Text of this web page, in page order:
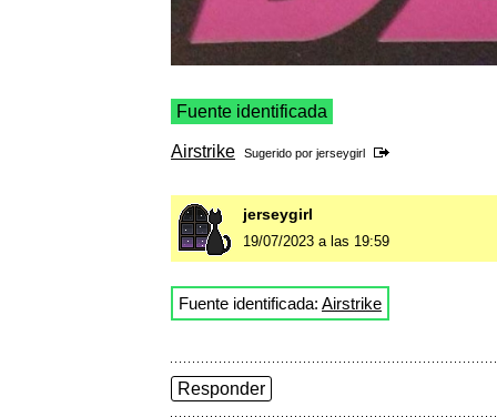
Fuente identificada
Airstrike Sugerido por jerseygirl
jerseygirl
19/07/2023 a las 19:59
Fuente identificada: Airstrike
Responder